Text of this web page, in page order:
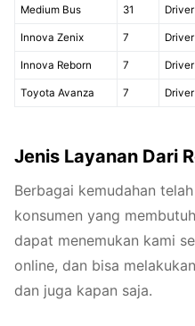
Medium Bus 31
Innova Zenix 7 Driver
Innova Reborn 7 Driver
Toyota Avanza 7 Driver
Jenis Layanan Dari
Berbagai kemudahan
konsumen yang
dapat menemukan kami
online, dan bisa
dan juga kapan saja.